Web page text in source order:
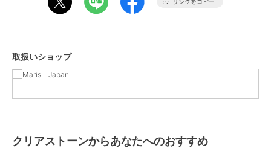
取扱いショップ
クリアストーンからあなたへのおすすめ